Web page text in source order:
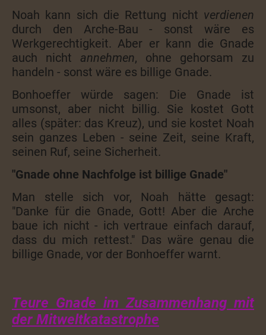
Noah kann sich die Rettung nicht verdienen
durch den Arche-Bau - sonst wäre es
Werkgerechtigkeit. Aber er kann die Gnade
auch nicht annehmen, ohne gehorsam zu
handeln - sonst wäre es billige Gnade.
Bonhoeffer würde sagen: Die Gnade ist
umsonst, aber nicht billig. Sie kostet Gott
alles (später: das Kreuz), und sie kostet Noah
sein ganzes Leben - seine Zeit, seine Kraft,
seinen Ruf, seine Sicherheit.
"Gnade ohne Nachfolge ist billige Gnade"
Man stelle sich vor, Noah hätte gesagt:
"Danke für die Gnade, Gott! Aber die Arche
baue ich nicht - ich vertraue einfach darauf,
dass du mich rettest." Das wäre genau die
billige Gnade, vor der Bonhoeffer warnt.
Teure Gnade im Zusammenhang mit
der Mitweltkatastrophe